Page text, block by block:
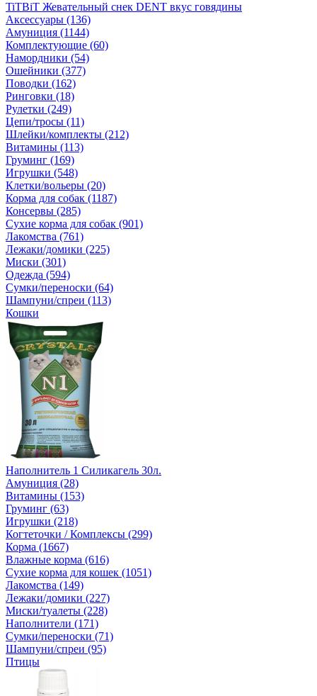
TiTBiT Жевательный снек DENT вкус говядины
Аксессуары (136)
Амуниция (1144)
Комплектующие (60)
Намордники (54)
Ошейники (377)
Поводки (162)
Ринговки (18)
Рулетки (249)
Цепи/тросы (11)
Шлейки/комплекты (212)
Витамины (113)
Груминг (169)
Игрушки (548)
Клетки/вольеры (20)
Корма для собак (1187)
Консервы (285)
Сухие корма для собак (901)
Лакомства (761)
Лежаки/домики (225)
Миски (301)
Одежда (594)
Сумки/переноски (64)
Шампуни/спреи (113)
Кошки
Наполнитель 1 Силикагель 30л.
Амуниция (28)
Витамины (153)
Груминг (63)
Игрушки (218)
Когтеточки / Комплексы (299)
Корма (1667)
Влажные корма (616)
Сухие корма для кошек (1051)
Лакомства (149)
Лежаки/домики (227)
Миски/туалеты (228)
Наполнители (171)
Сумки/переноски (71)
Шампуни/спреи (95)
Птицы